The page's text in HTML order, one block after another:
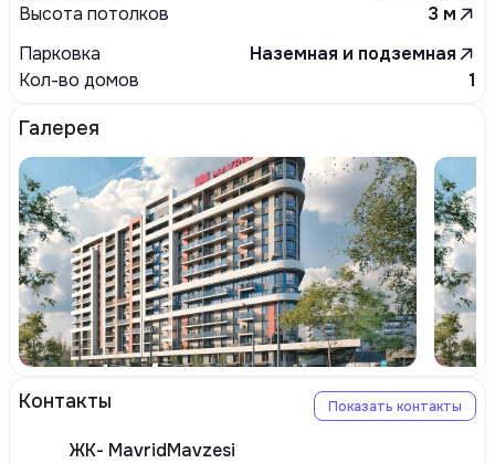
Высота потолков
3 м
Парковка
Наземная и подземная
Кол-во домов
1
Галерея
Контакты Показать контакты
ЖК- MavridMavzesi